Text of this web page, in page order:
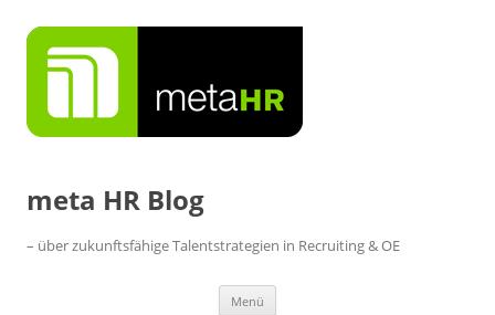
Inhalt
springen
meta HR Blog
– über zukunftsfähige Talentstrategien in Recruiting & OE
Menü